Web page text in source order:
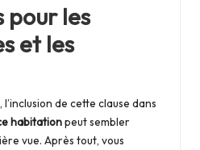
pour les
et les
de cette clause dans
habitationpeut sembler
vue. Après tout, vous